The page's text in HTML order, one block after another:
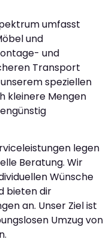
umfasst
und
und
Transport
speziellen
kleinere Mengen
legen
Beratung. Wir
Wünsche
bieten dir
an. Unser Ziel ist
Umzug von